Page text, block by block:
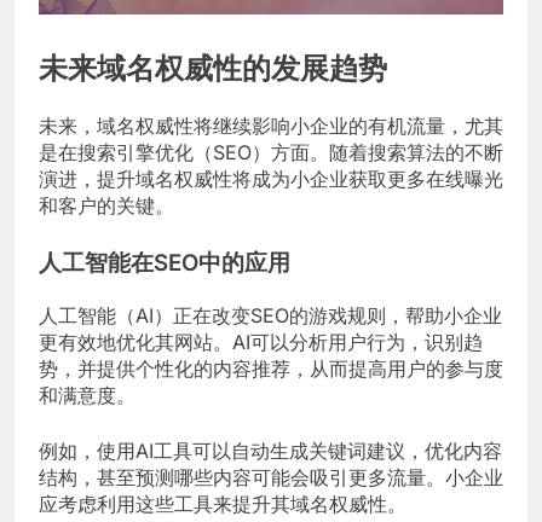
未来域名权威性的发展趋势
未来，域名权威性将继续影响小企业的有机流量，尤其
是在搜索引擎优化（SEO）方面。随着搜索算法的不断
演进，提升域名权威性将成为小企业获取更多在线曝光
和客户的关键。
人工智能在SEO中的应用
人工智能（AI）正在改变SEO的游戏规则，帮助小企业
更有效地优化其网站。AI可以分析用户行为，识别趋
势，并提供个性化的内容推荐，从而提高用户的参与度
和满意度。
例如，使用AI工具可以自动生成关键词建议，优化内容
结构，甚至预测哪些内容可能会吸引更多流量。小企业
应考虑利用这些工具来提升其域名权威性。